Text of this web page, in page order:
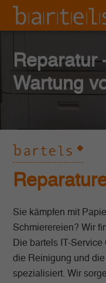
Reparatur
Wartung
Sie kämpfen mit
Schmierereien? Wir
Die bartels IT-
die Reinigung und
spezialisiert. Wir